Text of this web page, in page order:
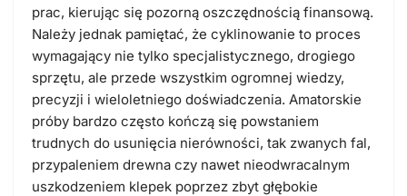
prac, kierując się pozorną oszczędnością finansową.
Należy jednak pamiętać, że cyklinowanie to proces
wymagający nie tylko specjalistycznego, drogiego
sprzętu, ale przede wszystkim ogromnej wiedzy,
precyzji i wieloletniego doświadczenia. Amatorskie
próby bardzo często kończą się powstaniem
trudnych do usunięcia nierówności, tak zwanych fal,
przypaleniem drewna czy nawet nieodwracalnym
uszkodzeniem klepek poprzez zbyt głębokie